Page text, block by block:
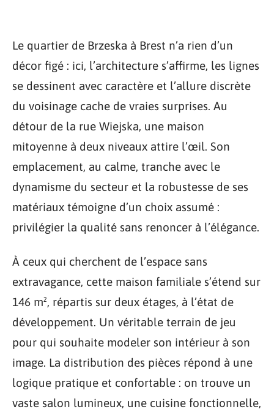
Le quartier de Brzeska à Brest n’a rien d’un
décor figé : ici, l’architecture s’affirme, les lignes
se dessinent avec caractère et l’allure discrète
du voisinage cache de vraies surprises. Au
détour de la rue Wiejska, une maison
mitoyenne à deux niveaux attire l’œil. Son
emplacement, au calme, tranche avec le
dynamisme du secteur et la robustesse de ses
matériaux témoigne d’un choix assumé :
privilégier la qualité sans renoncer à l’élégance.
À ceux qui cherchent de l’espace sans
extravagance, cette maison familiale s’étend sur
146 m², répartis sur deux étages, à l’état de
développement. Un véritable terrain de jeu
pour qui souhaite modeler son intérieur à son
image. La distribution des pièces répond à une
logique pratique et confortable : on trouve un
vaste salon lumineux, une cuisine fonctionnelle,